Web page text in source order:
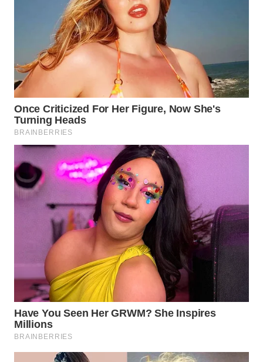
KARAWANG
WN
BEKASI
WN
BOGOR
DEPOK
WN
TAPANULI
UTARA
WN
SAMOSIR
WN
PADANG
LAWAS
WN